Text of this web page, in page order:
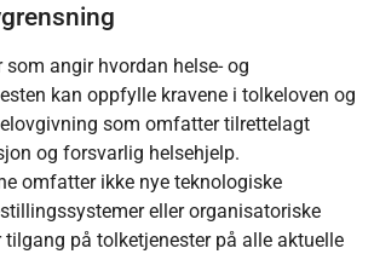
som angir hvordan helse- og
kan oppfylle kravene i tolkeloven og
som omfatter tilrettelagt
og forsvarlig helsehjelp.
omfatter ikke nye teknologiske
eller organisatoriske
på tolketjenester på alle aktuelle